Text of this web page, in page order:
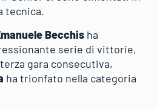
tecnica.
Becchis ha
serie di vittorie,
gara consecutiva,
ha trionfato nella categoria